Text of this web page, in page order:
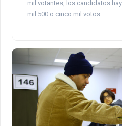
mil votantes, los candidatos
mil 500 o cinco mil votos.